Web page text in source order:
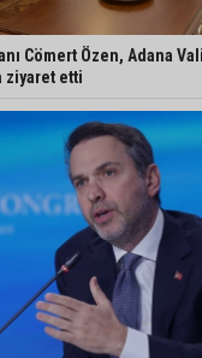
Cömert Özen, Adana
ziyaret etti